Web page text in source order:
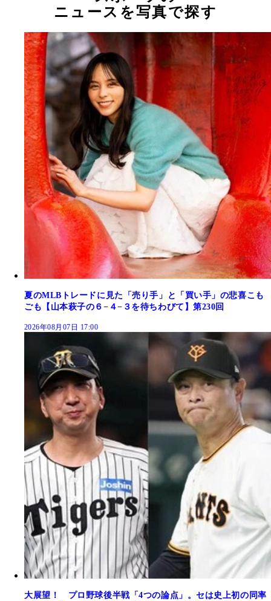
ニュースを写真で探す
夏のMLBトレードに見た「売り手」と「買い手」の悲喜こも
ごも【山本萩子の６−４−３を待ちわびて】第230回
2026年08月07日 17:00
大展望！ プロ野球後半戦「4つの論点」。セは史上初の同率